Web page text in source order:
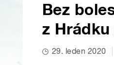
Bez
z
29. leden 2020